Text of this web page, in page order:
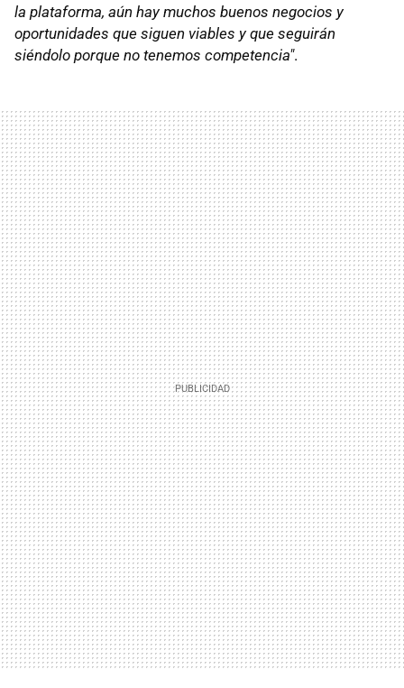
la plataforma, aún hay muchos buenos negocios y
oportunidades que siguen viables y que seguirán
siéndolo porque no tenemos competencia".